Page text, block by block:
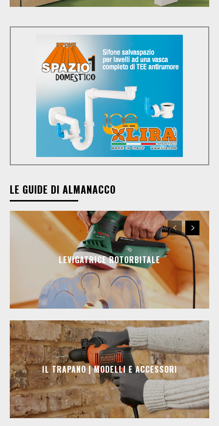
LE GUIDE DI ALMANACCO
LEVIGATRICE ROTORBITALE
IL TRAPANO | MODELLI E ACCESSORI